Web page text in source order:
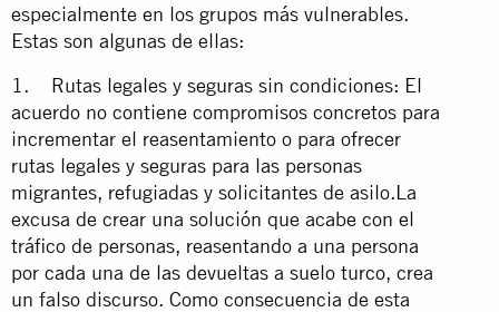
especialmente en los grupos más vulnerables.
Estas son algunas de ellas:
1. Rutas legales y seguras sin condiciones: El
acuerdo no contiene compromisos concretos para
incrementar el reasentamiento o para ofrecer
rutas legales y seguras para las personas
migrantes, refugiadas y solicitantes de asilo.La
excusa de crear una solución que acabe con el
tráfico de personas, reasentando a una persona
por cada una de las devueltas a suelo turco, crea
un falso discurso. Como consecuencia de esta